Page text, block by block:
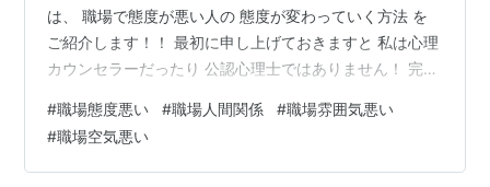
は、 職場で態度が悪い人の 態度が変わっていく方法 を
ご紹介します！！ 最初に申し上げておきますと 私は心理
カウンセラーだったり 公認心理士ではありません！ 完全
となります。 とはいえ、この方法を実践すると 間違いな
くコミュニケーションの力がつき、 あなたの世界が変わ
っていくことは 私の経験を通して折り紙付きです！ 是
#職場態度悪い #職場人間関係 #職場雰囲気悪い
#職場空気悪い